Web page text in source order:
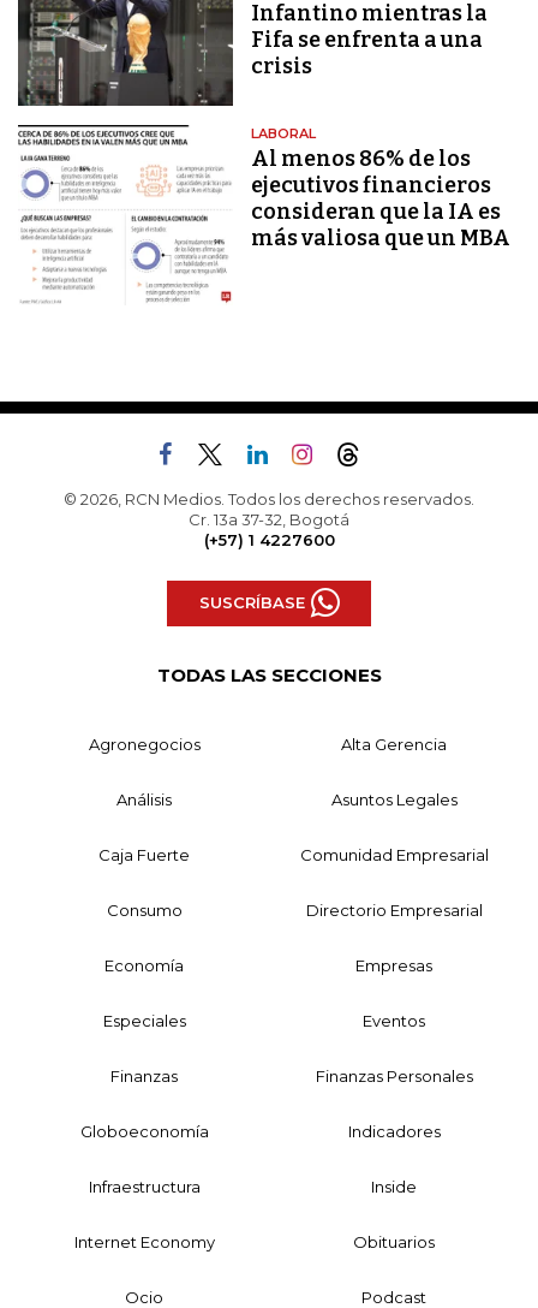
Infantino mientras la
Fifa se enfrenta a una
crisis
LABORAL
Al menos 86% de los
ejecutivos financieros
consideran que la IA es
más valiosa que un MBA
© 2026, RCN Medios. Todos los derechos reservados.
Cr. 13a 37-32, Bogotá
(+57) 1 4227600
SUSCRÍBASE
TODAS LAS SECCIONES
Agronegocios Alta Gerencia
Análisis Asuntos Legales
Caja Fuerte Comunidad Empresarial
Consumo Directorio Empresarial
Economía Empresas
Especiales Eventos
Finanzas Finanzas Personales
Globoeconomía Indicadores
Infraestructura Inside
Internet Economy Obituarios
Ocio Podcast